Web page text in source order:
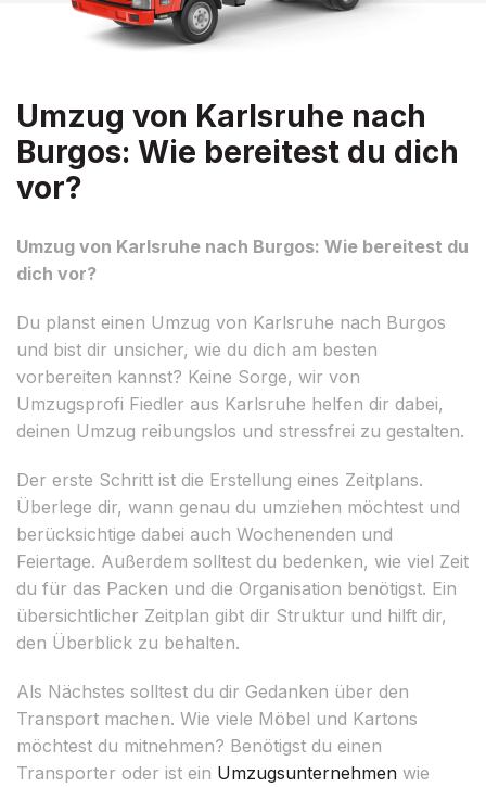
Umzug von Karlsruhe nach
Burgos: Wie bereitest du dich
vor?
Umzug von Karlsruhe nach Burgos: Wie bereitest du
dich vor?
Du planst einen Umzug von Karlsruhe nach Burgos
und bist dir unsicher, wie du dich am besten
vorbereiten kannst? Keine Sorge, wir von
Umzugsprofi Fiedler aus Karlsruhe helfen dir dabei,
deinen Umzug reibungslos und stressfrei zu gestalten.
Der erste Schritt ist die Erstellung eines Zeitplans.
Überlege dir, wann genau du umziehen möchtest und
berücksichtige dabei auch Wochenenden und
Feiertage. Außerdem solltest du bedenken, wie viel Zeit
du für das Packen und die Organisation benötigst. Ein
übersichtlicher Zeitplan gibt dir Struktur und hilft dir,
den Überblick zu behalten.
Als Nächstes solltest du dir Gedanken über den
Transport machen. Wie viele Möbel und Kartons
möchtest du mitnehmen? Benötigst du einen
Transporter oder ist ein Umzugsunternehmen wie